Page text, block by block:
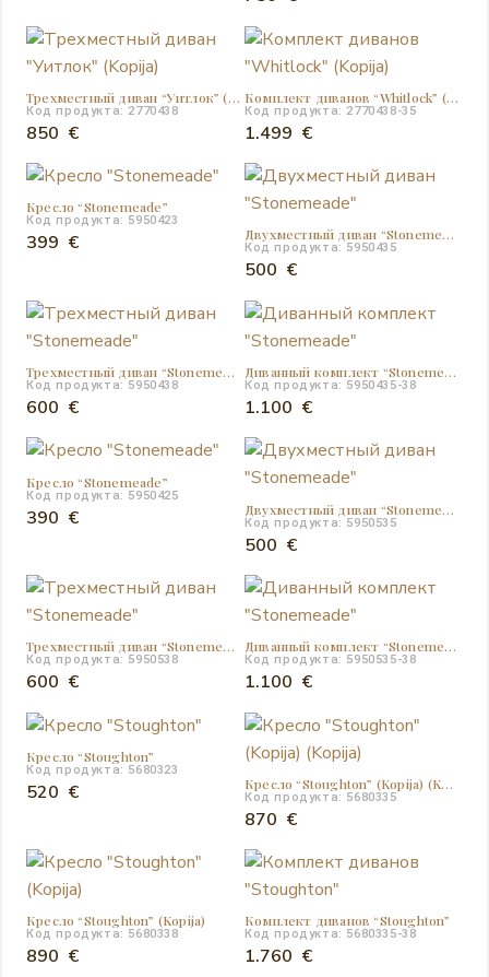
550 €.
Трехместный диван “Уитлок” (Kopija)
Код продукта: 2770438
850 €
Комплект диванов “Whitlock” (Kopija)
Код продукта: 2770438-35
1.499 €
Кресло “Stonemeade”
Код продукта: 5950423
399 € Двухместный диван “Stonemeade”
Код продукта: 5950435
500 €
Трехместный диван “Stonemeade”
Код продукта: 5950438
600 €
Диванный комплект “Stonemeade”
Код продукта: 5950435-38
1.100 €
Кресло “Stonemeade”
Код продукта: 5950425
390 € Двухместный диван “Stonemeade”
Код продукта: 5950535
500 €
Трехместный диван “Stonemeade”
Код продукта: 5950538
600 €
Диванный комплект “Stonemeade”
Код продукта: 5950535-38
1.100 €
Кресло “Stoughton”
Код продукта: 5680323
520 € Кресло “Stoughton” (Kopija) (Kopija)
Код продукта: 5680335
870 €
Кресло “Stoughton” (Kopija)
Код продукта: 5680338
890 €
Комплект диванов “Stoughton”
Код продукта: 5680335-38
1.760 €